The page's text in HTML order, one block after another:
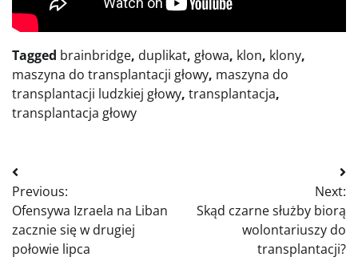
Tagged brainbridge, duplikat, głowa, klon, klony,
maszyna do transplantacji głowy, maszyna do
transplantacji ludzkiej głowy, transplantacja,
transplantacja głowy
Nawigacja
wpisu
Previous:
Ofensywa Izraela na Liban
zacznie się w drugiej
połowie lipca
Next:
Skąd czarne służby biorą
wolontariuszy do
transplantacji?